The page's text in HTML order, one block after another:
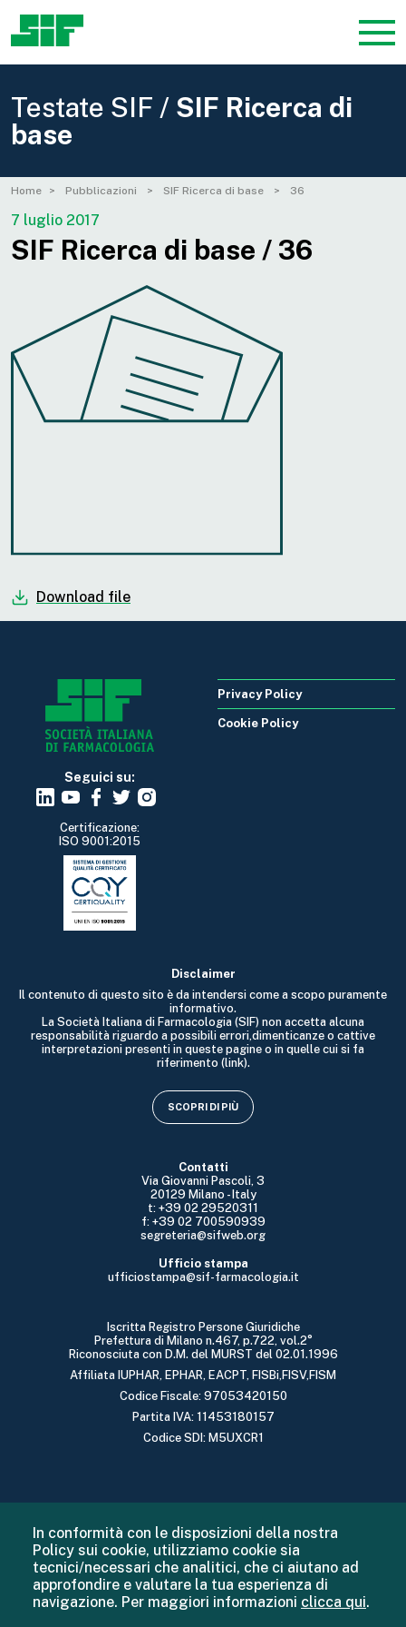
Testate SIF / SIF Ricerca di
base
Home Pubblicazioni SIF Ricerca di base 36
7 luglio 2017
SIF Ricerca di base / 36
Download file
Seguici su:
Certificazione:
ISO 9001:2015
Contatti
Via Giovanni Pascoli, 3
20129 Milano - Italy
t: +39 02 29520311
f: +39 02 700590939
segreteria@sifweb.org
Ufficio stampa
ufficiostampa@sif-farmacologia.it
Iscritta Registro Persone Giuridiche
Prefettura di Milano n.467, p.722, vol.2°
Riconosciuta con D.M. del MURST del 02.01.1996
Affiliata IUPHAR, EPHAR, EACPT, FISBi,FISV,FISM
Codice Fiscale: 97053420150
Partita IVA: 11453180157
Codice SDI: M5UXCR1
Disclaimer
Il contenuto di questo sito è da intendersi come a scopo puramente
informativo.
La Società Italiana di Farmacologia (SIF) non accetta alcuna
responsabilità riguardo a possibili errori,dimenticanze o cattive
interpretazioni presenti in queste pagine o in quelle cui si fa
riferimento (link).
SCOPRI DI PIÙ
Privacy Policy
Cookie Policy
In conformità con le disposizioni della nostra
Policy sui cookie, utilizziamo cookie sia
tecnici/necessari che analitici, che ci aiutano ad
approfondire e valutare la tua esperienza di
navigazione. Per maggiori informazioni clicca qui.